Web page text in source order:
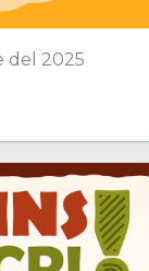
del 2025